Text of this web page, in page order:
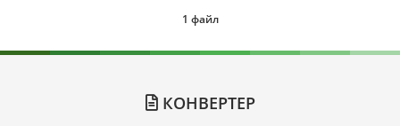
1 файл
КОНВЕРТЕР